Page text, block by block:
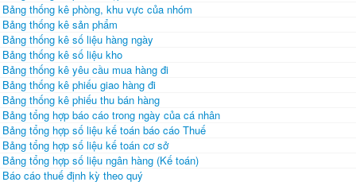
Bảng thống kê phòng, khu vực của nhóm
Bảng thống kê sản phẩm
Bảng thống kê số liệu hàng ngày
Bảng thống kê số liệu kho
Bảng thống kê yêu cầu mua hàng đi
Bảng thống kê phiếu giao hàng đi
Bảng thống kê phiếu thu bán hàng
Bảng tổng hợp báo cáo trong ngày của cá nhân
Bảng tổng hợp số liệu kế toán báo cáo Thuế
Bảng tổng hợp số liệu kế toán cơ sở
Bảng tổng hợp số liệu ngân hàng (Kế toán)
Báo cáo thuế định kỳ theo quý